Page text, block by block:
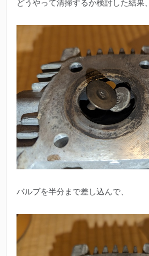
どうやって清掃するか検討した結果、
バルブを半分まで差し込んで、